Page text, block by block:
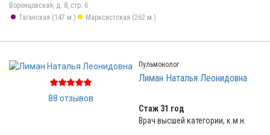
Воронцовская, д. 8, стр. 6
Таганская (147 м.)
Марксистская (262 м.)
88 отзывов
Пульмонолог
Лиман Наталья Леонидовна
Стаж 31 год
Врач высшей категории, к.м.н.